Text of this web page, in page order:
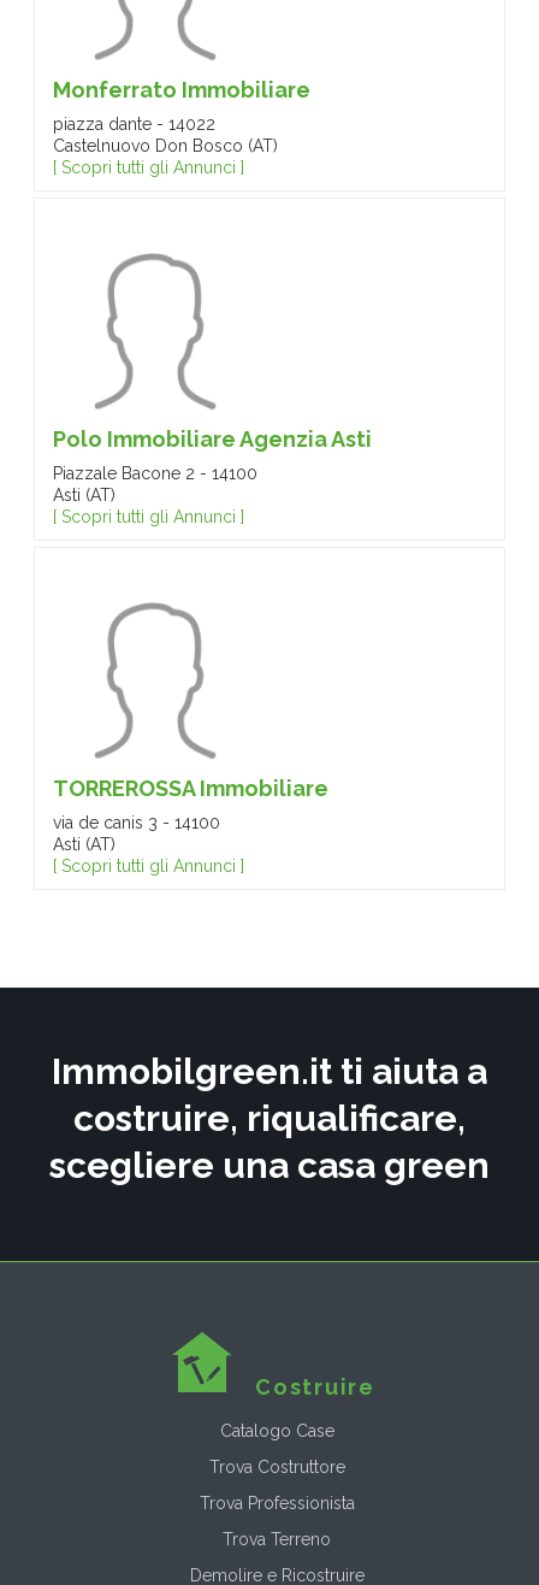
Monferrato Immobiliare
piazza dante - 14022
Castelnuovo Don Bosco (AT)
[ Scopri tutti gli Annunci ]
Polo Immobiliare Agenzia Asti
Piazzale Bacone 2 - 14100
Asti (AT)
[ Scopri tutti gli Annunci ]
TORREROSSA Immobiliare
via de canis 3 - 14100
Asti (AT)
[ Scopri tutti gli Annunci ]
Immobilgreen.it ti aiuta a
costruire, riqualificare,
scegliere una casa green
Costruire
Catalogo Case
Trova Costruttore
Trova Professionista
Trova Terreno
Demolire e Ricostruire